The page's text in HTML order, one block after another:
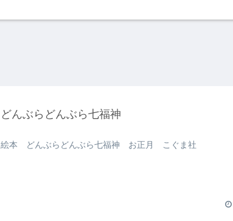
どんぶらどんぶら七福神
絵本 どんぶらどんぶら七福神 お正月 こぐま社